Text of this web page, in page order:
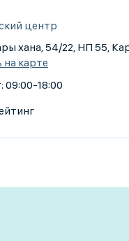
центр
хана, 54/22, НП 55,
карте
09:00-18:00